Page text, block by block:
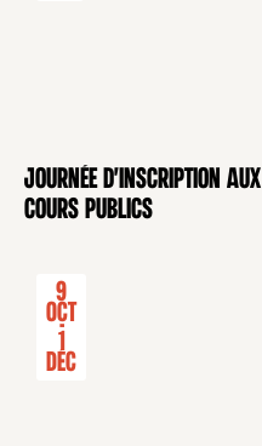
CONFÉRENCE
Journée d'inscription aux
cours publics
9
Oct
-
1
Déc